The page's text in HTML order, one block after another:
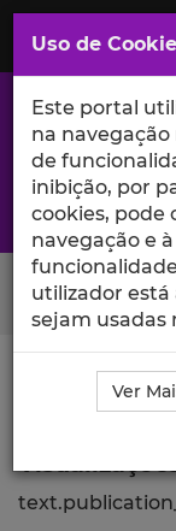
Saltar
para
Conteúdo
Principal
A excelência da
Search Button
Ciência_Iscte
da Comunicação
Uso de
Este portal
na
de
inibição, por
cookies, pode
navegação e
utilizador está
sejam usadas
Ver